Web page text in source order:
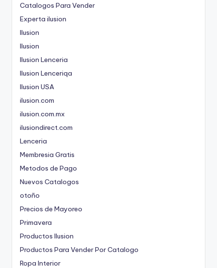
Catalogos Para Vender
Experta ilusion
Ilusion
Ilusion
Ilusion Lenceria
Ilusion Lenceriqa
Ilusion USA
ilusion.com
ilusion.com.mx
ilusiondirect.com
Lenceria
Membresia Gratis
Metodos de Pago
Nuevos Catalogos
otoño
Precios de Mayoreo
Primavera
Productos Ilusion
Productos Para Vender Por Catalogo
Ropa Interior